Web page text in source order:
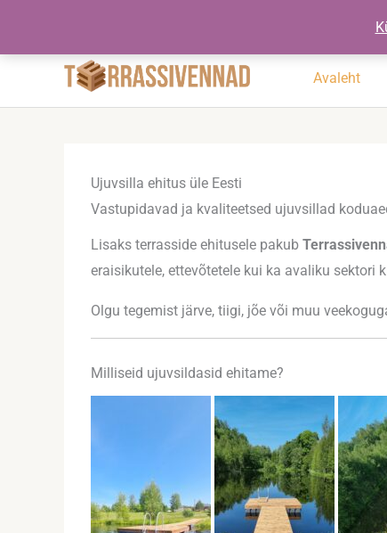
Avaleht
Ujuvsilla ehitus üle Eesti
Vastupidavad ja kvaliteetsed ujuvsillad
Lisaks terrasside ehitusele pakub
eraisikutele, ettevõtetele kui ka avaliku sektori
Olgu tegemist järve, tiigi, jõe või muu
Milliseid ujuvsildasid ehitame?